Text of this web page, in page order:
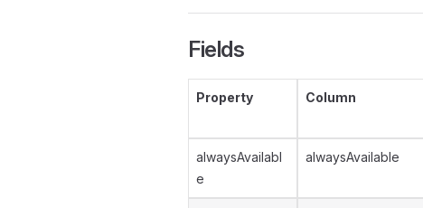
Fields
Property Column
alwaysAvailabl
e
alwaysAvailable